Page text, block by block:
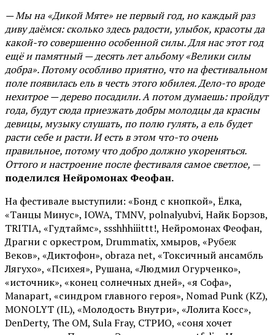
— Мы на «Дикой Мяте» не первый год, но каждый раз
диву даёмся: сколько здесь радости, улыбок, красоты да
какой-то совершенно особенной силы. Для нас этот год
ещё и памятный — десять лет альбому «Велики силы
добра». Потому особливо приятно, что на фестивальном
поле появилась ель в честь этого юбилея. Дело-то вроде
нехитрое — дерево посадили. А потом думаешь: пройдут
года, будут сюда приезжать добры молодцы да красны
девицы, музыку слушать, по полю гулять, а ель будет
расти себе и расти. И есть в этом что-то очень
правильное, потому что добро должно укореняться.
Оттого и настроение после фестиваля самое светлое, —
поделился Нейромонах Феофан.
На фестивале выступили: «Бонд с кнопкой», Ёлка,
«Танцы Минус», IOWA, TMNV, polnalyubvi, Найк Борзов,
TRITIA, «Гудтаймс», ssshhhiiittt!, Нейромонах Феофан,
Драгни с оркестром, Drummatix, хмыров, «Рубеж
Веков», «Диктофон», obraza net, «Токсичный ансамбль
Лягухо», «Психея», Рушана, «Людмил Огурченко»,
«источник», «конец солнечных дней», «я Софа»,
Manapart, «синдром главного героя», Nomad Punk (KZ),
MONOLYT (IL), «Молодость Внутри», «Лолита Косс»,
DenDerty, The OM, Sula Fray, СТРИО, «соня хочет